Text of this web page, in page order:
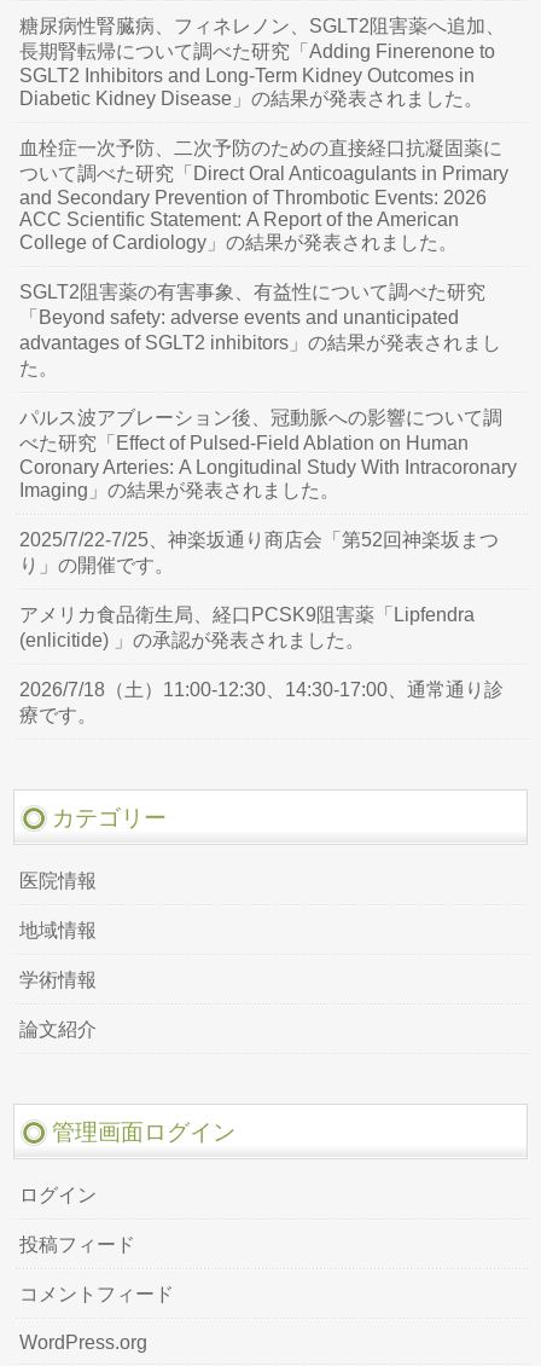
糖尿病性腎臓病、フィネレノン、SGLT2阻害薬へ追加、
長期腎転帰について調べた研究「Adding Finerenone to
SGLT2 Inhibitors and Long-Term Kidney Outcomes in
Diabetic Kidney Disease」の結果が発表されました。
血栓症一次予防、二次予防のための直接経口抗凝固薬に
ついて調べた研究「Direct Oral Anticoagulants in Primary
and Secondary Prevention of Thrombotic Events: 2026
ACC Scientific Statement: A Report of the American
College of Cardiology」の結果が発表されました。
SGLT2阻害薬の有害事象、有益性について調べた研究
「Beyond safety: adverse events and unanticipated
advantages of SGLT2 inhibitors」の結果が発表されまし
た。
パルス波アブレーション後、冠動脈への影響について調
べた研究「Effect of Pulsed-Field Ablation on Human
Coronary Arteries: A Longitudinal Study With Intracoronary
Imaging」の結果が発表されました。
2025/7/22-7/25、神楽坂通り商店会「第52回神楽坂まつ
り」の開催です。
アメリカ食品衛生局、経口PCSK9阻害薬「Lipfendra
(enlicitide) 」の承認が発表されました。
2026/7/18（土）11:00-12:30、14:30-17:00、通常通り診
療です。
カテゴリー
医院情報
地域情報
学術情報
論文紹介
管理画面ログイン
ログイン
投稿フィード
コメントフィード
WordPress.org